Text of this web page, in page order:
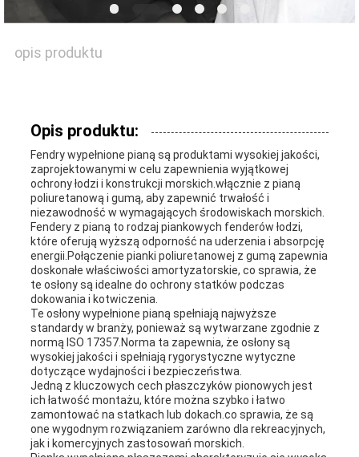
AKTUALNOŚCI
SITEMAP
PRIVACY
POLICY
opis produktu
Opis produktu:
Fendry wypełnione pianą są produktami wysokiej jakości,
zaprojektowanymi w celu zapewnienia wyjątkowej
ochrony łodzi i konstrukcji morskich.włącznie z pianą
poliuretanową i gumą, aby zapewnić trwałość i
niezawodność w wymagających środowiskach morskich.
Fendery z pianą to rodzaj piankowych fenderów łodzi,
które oferują wyższą odporność na uderzenia i absorpcję
energii.Połączenie pianki poliuretanowej z gumą zapewnia
doskonałe właściwości amortyzatorskie, co sprawia, że
te osłony są idealne do ochrony statków podczas
dokowania i kotwiczenia.
Te osłony wypełnione pianą spełniają najwyższe
standardy w branży, ponieważ są wytwarzane zgodnie z
normą ISO 17357.Norma ta zapewnia, że osłony są
wysokiej jakości i spełniają rygorystyczne wytyczne
dotyczące wydajności i bezpieczeństwa.
Jedną z kluczowych cech płaszczyków pionowych jest
ich łatwość montażu, które można szybko i łatwo
zamontować na statkach lub dokach.co sprawia, że są
one wygodnym rozwiązaniem zarówno dla rekreacyjnych,
jak i komercyjnych zastosowań morskich.